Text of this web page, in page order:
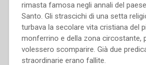
rimasta famosa negli annali del
Santo. Gli strascichi di una setta
turbava la secolare vita cristiana del
monferrino e della zona circostante,
volessero scomparire. Già due
straordinarie erano fallite.